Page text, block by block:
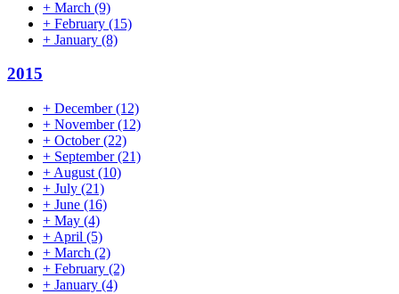
+ March (9)
+ February (15)
+ January (8)
2015
+ December(12)
+ November(12)
+ October(22)
+ September(21)
+ August (10)
+ July (21)
+ June (16)
+ May (4)
+ April (5)
+ March (2)
+ February (2)
+ January (4)